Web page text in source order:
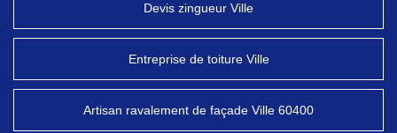
Devis zingueur Ville
Entreprise de toiture Ville
Artisan ravalement de façade Ville 60400